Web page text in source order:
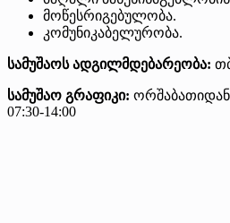
მოწესრიგებულობა.
კომუნიკაბელურობა.
სამუშაოს ადგილმდებარეობა:
სამუშაო გრაფიკი:
07:30-14:00